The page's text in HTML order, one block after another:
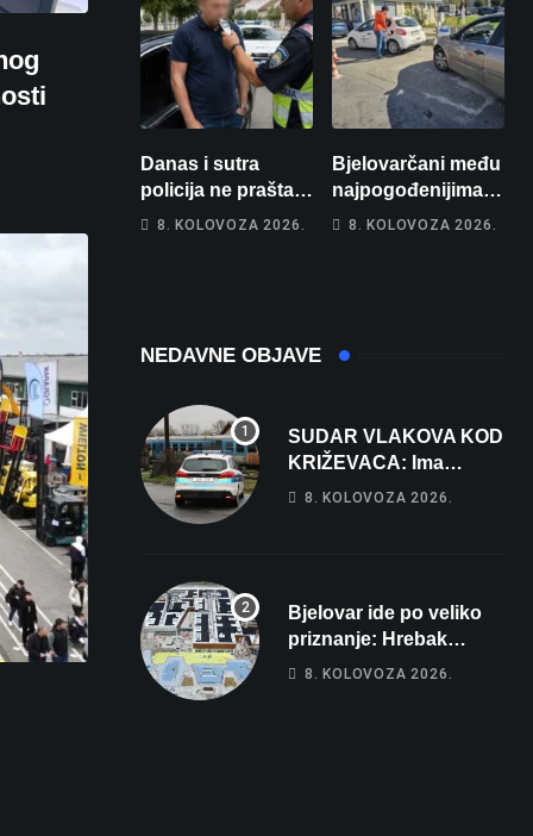
Europskog
prvenstva
Danas i sutra
policija ne prašta:
Na cestama su
8. KOLOVOZA 2026.
Bjelovarčani među
najpogođenijima:
Gorivo im pojede
8. KOLOVOZA 2026.
NEDAVNE OBJAVE
SUDAR VLAKOVA KOD
KRIŽEVACA: Ima
ozlijeđenih, jedna
8. KOLOVOZA 2026.
Bjelovar ide po veliko
priznanje: Hrebak
danas u Parizu
8. KOLOVOZA 2026.